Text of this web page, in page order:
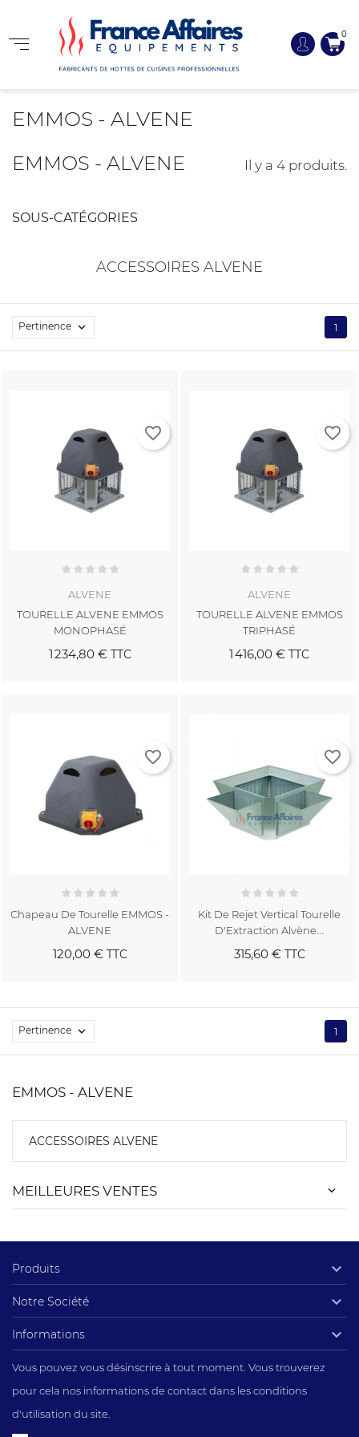
0
EMMOS - ALVENE
EMMOS - ALVENE
ACCESSOIRES ALVENE
MEILLEURES VENTES
EMMOS - ALVENE Il y a 4 produits.
SOUS-CATÉGORIES
ACCESSOIRES ALVENE
Pertinence  1
ALVENE
TOURELLE ALVENE EMMOS
MONOPHASÉ
1 234,80 €TTC
favorite_border
ALVENE
TOURELLE ALVENE EMMOS
TRIPHASÉ
1 416,00 € TTC
favorite_border
Chapeau De Tourelle EMMOS -
ALVENE
120,00 €TTC
favorite_border
Kit De Rejet Vertical Tourelle
D'Extraction Alvène...
315,60 €TTC
favorite_border
Pertinence  1
Informations 
Vous pouvez vous désinscrire à tout moment. Vous trouverez
pour cela nos informations de contact dans les conditions
d'utilisation du site.
Produits 
Notre Société 